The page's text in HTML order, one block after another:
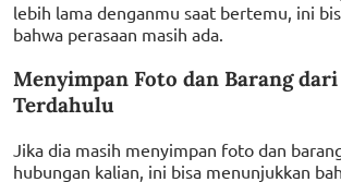
lebih lama denganmu saat bertemu, ini
bahwa perasaan masih ada.
Menyimpan Foto dan Barang
Terdahulu
Jika dia masih menyimpan foto dan
hubungan kalian, ini bisa menunjukkan